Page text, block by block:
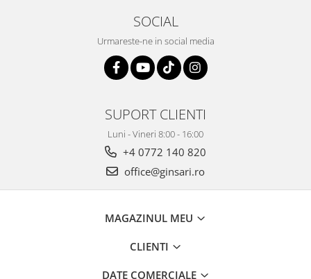
SOCIAL
Urmareste-ne in social media
SUPORT CLIENTI
Luni - Vineri 8:00 - 16:00
+4 0772 140 820
office@ginsari.ro
MAGAZINUL MEU
CLIENTI
DATE COMERCIALE